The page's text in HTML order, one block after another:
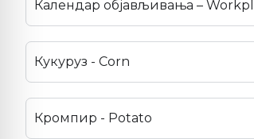
Календар објављивања –
Кукуруз - Corn
Кромпир - Potato